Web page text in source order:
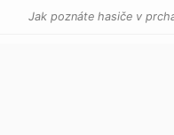
Jak poznáte hasiče v